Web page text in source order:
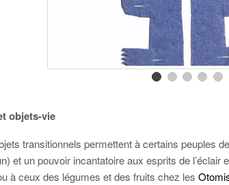
objets-vie
transitionnels permettent à certains peuples
et un pouvoir incantatoire aux esprits de l’éclair
à ceux des légumes et des fruits chez les